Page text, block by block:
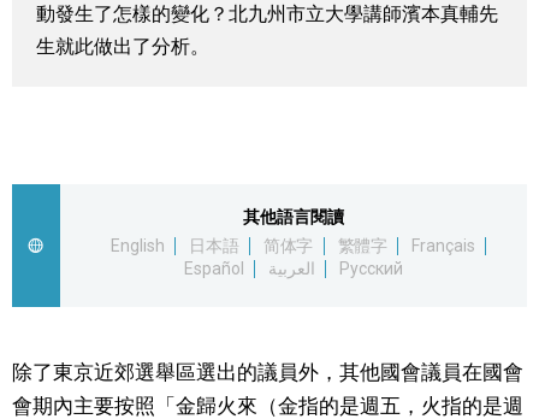
更多
政治外交
社會
財經
動發生了怎樣的變化？北九州市立大學講師濱本真輔先
生就此做出了分析。
其他語言閱讀
English
日本語 简体字 繁體字
Français
Español
العربية Русский
除了東京近郊選舉區選出的議員外，其他國會議員在國會
會期內主要按照「金歸火來（金指的是週五，火指的是週